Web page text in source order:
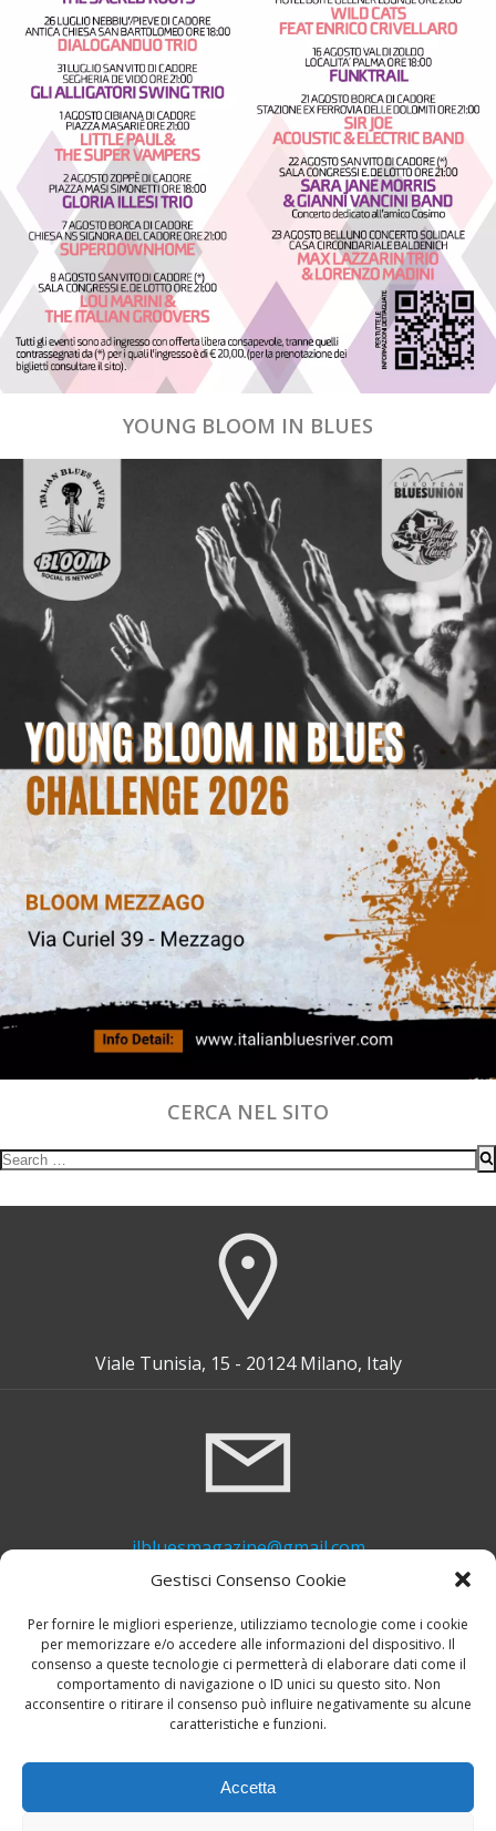
Gestisci Consenso Cookie
Per fornire le migliori esperienze, utilizziamo tecnologie come i cookie
per memorizzare e/o accedere alle informazioni del dispositivo. Il
consenso a queste tecnologie ci permetterà di elaborare dati come il
comportamento di navigazione o ID unici su questo sito. Non
acconsentire o ritirare il consenso può influire negativamente su alcune
caratteristiche e funzioni.
Accetta
YOUNG BLOOM IN BLUES
CERCA NEL SITO
Search
Viale Tunisia, 15 - 20124 Milano, Italy
ilbluesmagazine@gmail.com
+39 339 748 6635